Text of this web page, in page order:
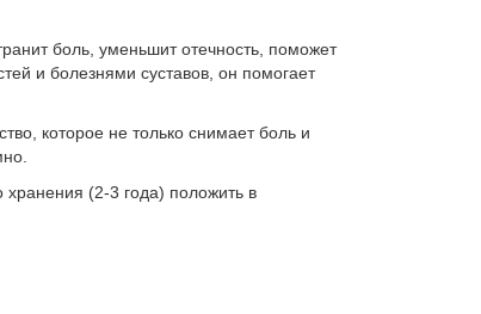
боль, уменьшит отечность, поможет
и болезнями суставов, он помогает
которое не только снимает боль и
хранения (2-3 года) положить в